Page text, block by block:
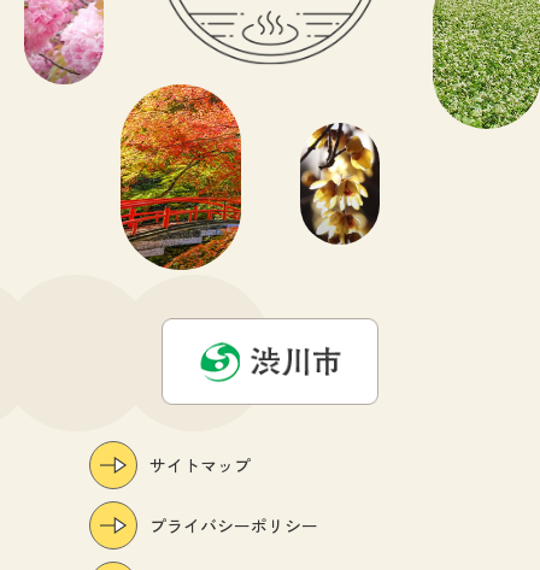
サイトマップ
プライバシーポリシー